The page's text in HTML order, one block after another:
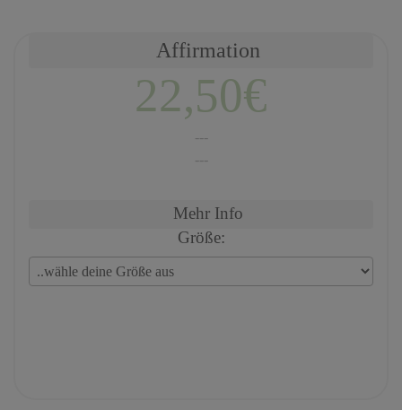
Affirmation
22,50€
---
---
Mehr Info
Größe: